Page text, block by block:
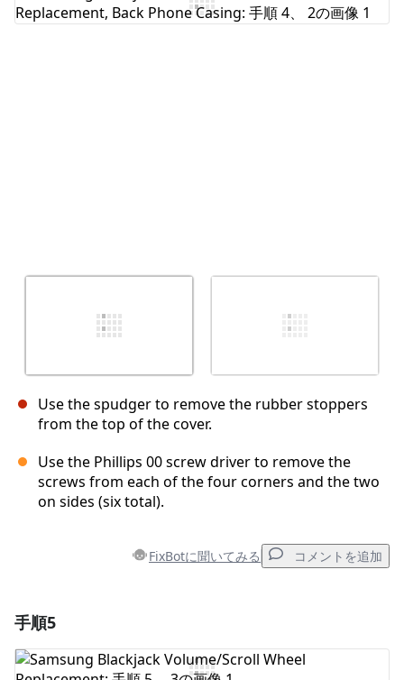
Use the spudger to remove the rubber stoppers
from the top of the cover.
Use the Phillips 00 screw driver to remove the
screws from each of the four corners and the two
on sides (six total).
FixBotに聞いてみる コメントを追加
コメントを追加
手順5